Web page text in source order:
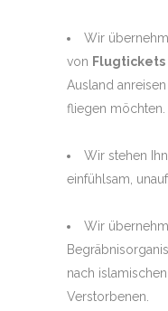
Wir
von Flugtickets
Ausland
fliegen möchten.
Wir stehen
einfühlsam,
Wir
nach
Verstorbenen.